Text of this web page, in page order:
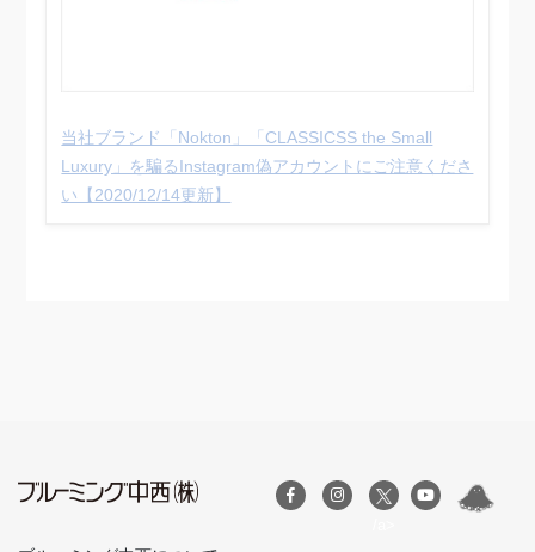
当社ブランド「Nokton」「CLASSICSS the Small
Luxury」を騙るInstagram偽アカウントにご注意くださ
い【2020/12/14更新】